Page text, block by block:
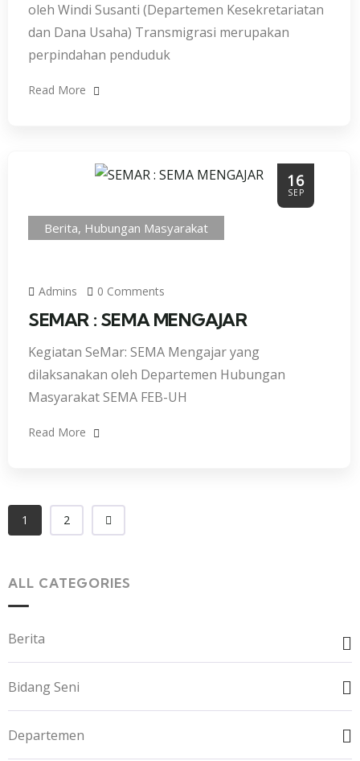
oleh Windi Susanti (Departemen Kesekretariatan
dan Dana Usaha) Transmigrasi merupakan
perpindahan penduduk
Read More
16
SEP
Berita, Hubungan Masyarakat
Admins 0 Comments
SEMAR : SEMA MENGAJAR
Kegiatan SeMar: SEMA Mengajar yang
dilaksanakan oleh Departemen Hubungan
Masyarakat SEMA FEB-UH
Read More
1 2
ALL CATEGORIES
Berita
Bidang Seni
Departemen